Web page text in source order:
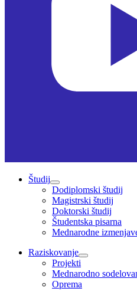
Študij
Dodiplomski študij
Magistrski študij
Doktorski študij
Študentska pisarna
Mednarodne
Raziskovanje
Projekti
Mednarodno
Oprema